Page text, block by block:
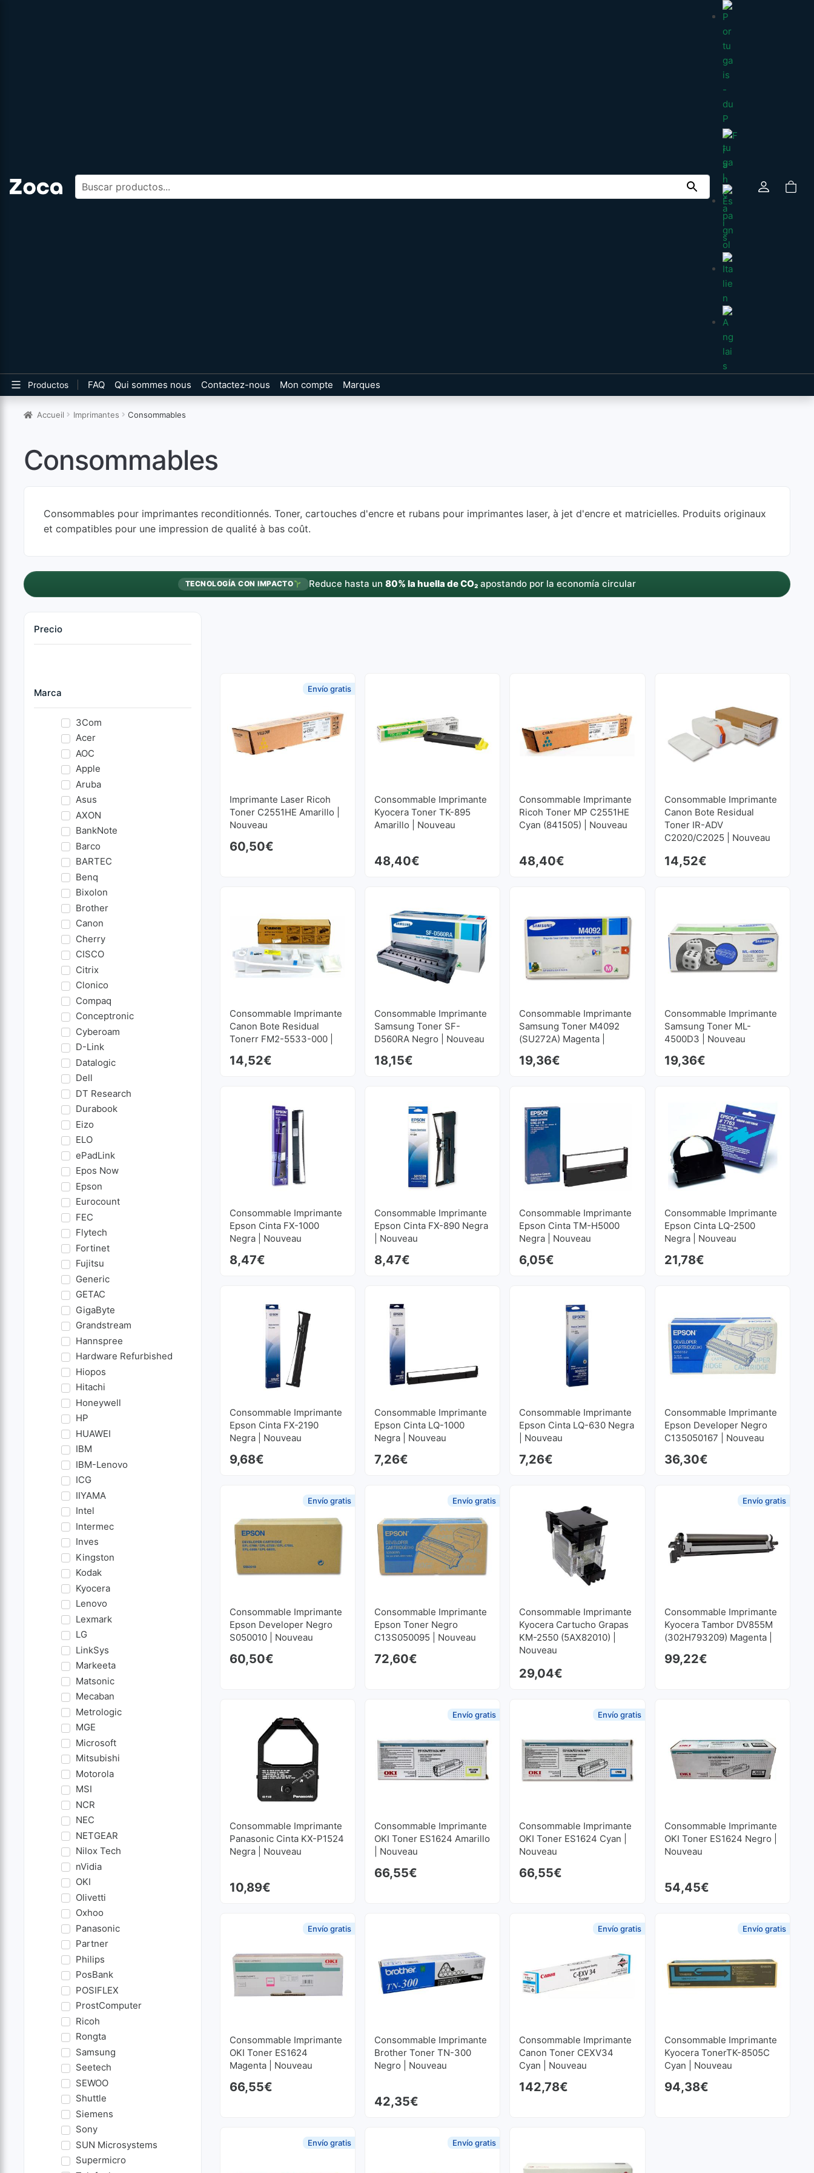
Buscar productos
Productos FAQ Qui sommes nous Contactez-nous Mon compte Marques
Accueil Imprimantes Consommables
Consommables
Consommables pour imprimantes reconditionnés. Toner, cartouches d'encre et rubans pour imprimantes laser, à jet d'encre et matricielles. Produits originaux
et compatibles pour une impression de qualité à bas coût.
TECNOLOGÍA CON IMPACTO Reduce hasta un80% la huella de CO₂ apostando por la economía circular
Precio
Marca
3Com
Acer
AOC
Apple
Aruba
Asus
AXON
BankNote
Barco
BARTEC
Benq
Bixolon
Brother
Canon
Cherry
CISCO
Citrix
Clonico
Compaq
Conceptronic
Cyberoam
D-Link
Datalogic
Dell
DT Research
Durabook
Eizo
ELO
ePadLink
Epos Now
Epson
Eurocount
FEC
Flytech
Fortinet
Fujitsu
Generic
GETAC
GigaByte
Grandstream
Hannspree
Hardware Refurbished
Hiopos
Hitachi
Honeywell
HP
HUAWEI
IBM
IBM-Lenovo
ICG
IIYAMA
Intel
Intermec
Inves
Kingston
Kodak
Kyocera
Lenovo
Lexmark
LG
LinkSys
Markeeta
Matsonic
Mecaban
Metrologic
MGE
Microsoft
Mitsubishi
Motorola
MSI
NCR
NEC
NETGEAR
Nilox Tech
nVidia
OKI
Olivetti
Oxhoo
Panasonic
Partner
Philips
PosBank
POSIFLEX
ProstComputer
Ricoh
Rongta
Samsung
Seetech
SEWOO
Shuttle
Siemens
Sony
SUN Microsystems
Supermicro
Imprimante Laser Ricoh
Toner C2551HE Amarillo |
Nouveau
60,50€
Envío gratis
Consommable Imprimante
Kyocera Toner TK-895
Amarillo | Nouveau
48,40€
Consommable Imprimante
Ricoh Toner MP C2551HE
Cyan (841505) | Nouveau
48,40€
Consommable Imprimante
Canon Bote Residual
Toner IR-ADV
C2020/C2025 | Nouveau
14,52€
Consommable Imprimante
Canon Bote Residual
Tonerr FM2-5533-000 |
14,52€
Consommable Imprimante
Samsung Toner SF-
D560RA Negro | Nouveau
18,15€
Consommable Imprimante
Samsung Toner M4092
(SU272A) Magenta |
19,36€
Consommable Imprimante
Samsung Toner ML-
4500D3 | Nouveau
19,36€
Consommable Imprimante
Epson Cinta FX-1000
Negra | Nouveau
8,47€
Consommable Imprimante
Epson Cinta FX-890 Negra
| Nouveau
8,47€
Consommable Imprimante
Epson Cinta TM-H5000
Negra | Nouveau
6,05€
Consommable Imprimante
Epson Cinta LQ-2500
Negra | Nouveau
21,78€
Consommable Imprimante
Epson Cinta FX-2190
Negra | Nouveau
9,68€
Consommable Imprimante
Epson Cinta LQ-1000
Negra | Nouveau
7,26€
Consommable Imprimante
Epson Cinta LQ-630 Negra
| Nouveau
7,26€
Consommable Imprimante
Epson Developer Negro
C135050167 | Nouveau
36,30€
Consommable Imprimante
Epson Developer Negro
S050010 | Nouveau
60,50€
Envío gratis
Consommable Imprimante
Epson Toner Negro
C13S050095 | Nouveau
72,60€
Envío gratis
Consommable Imprimante
Kyocera Cartucho Grapas
KM-2550 (5AX82010) |
Nouveau
29,04€
Consommable Imprimante
Kyocera Tambor DV855M
(302H793209) Magenta |
99,22€
Envío gratis
Consommable Imprimante
Panasonic Cinta KX-P1524
Negra | Nouveau
10,89€
Consommable Imprimante
OKI Toner ES1624 Amarillo
| Nouveau
66,55€
Envío gratis
Consommable Imprimante
OKI Toner ES1624 Cyan |
Nouveau
66,55€
Envío gratis
Consommable Imprimante
OKI Toner ES1624 Negro |
Nouveau
54,45€
Consommable Imprimante
OKI Toner ES1624
Magenta | Nouveau
66,55€
Envío gratis
Consommable Imprimante
Brother Toner TN-300
Negro | Nouveau
42,35€
Consommable Imprimante
Canon Toner CEXV34
Cyan | Nouveau
142,78€
Envío gratis
Consommable Imprimante
Kyocera TonerTK-8505C
Cyan | Nouveau
94,38€
Envío gratis
Envío gratis Envío gratis